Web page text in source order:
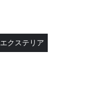
エクステリア